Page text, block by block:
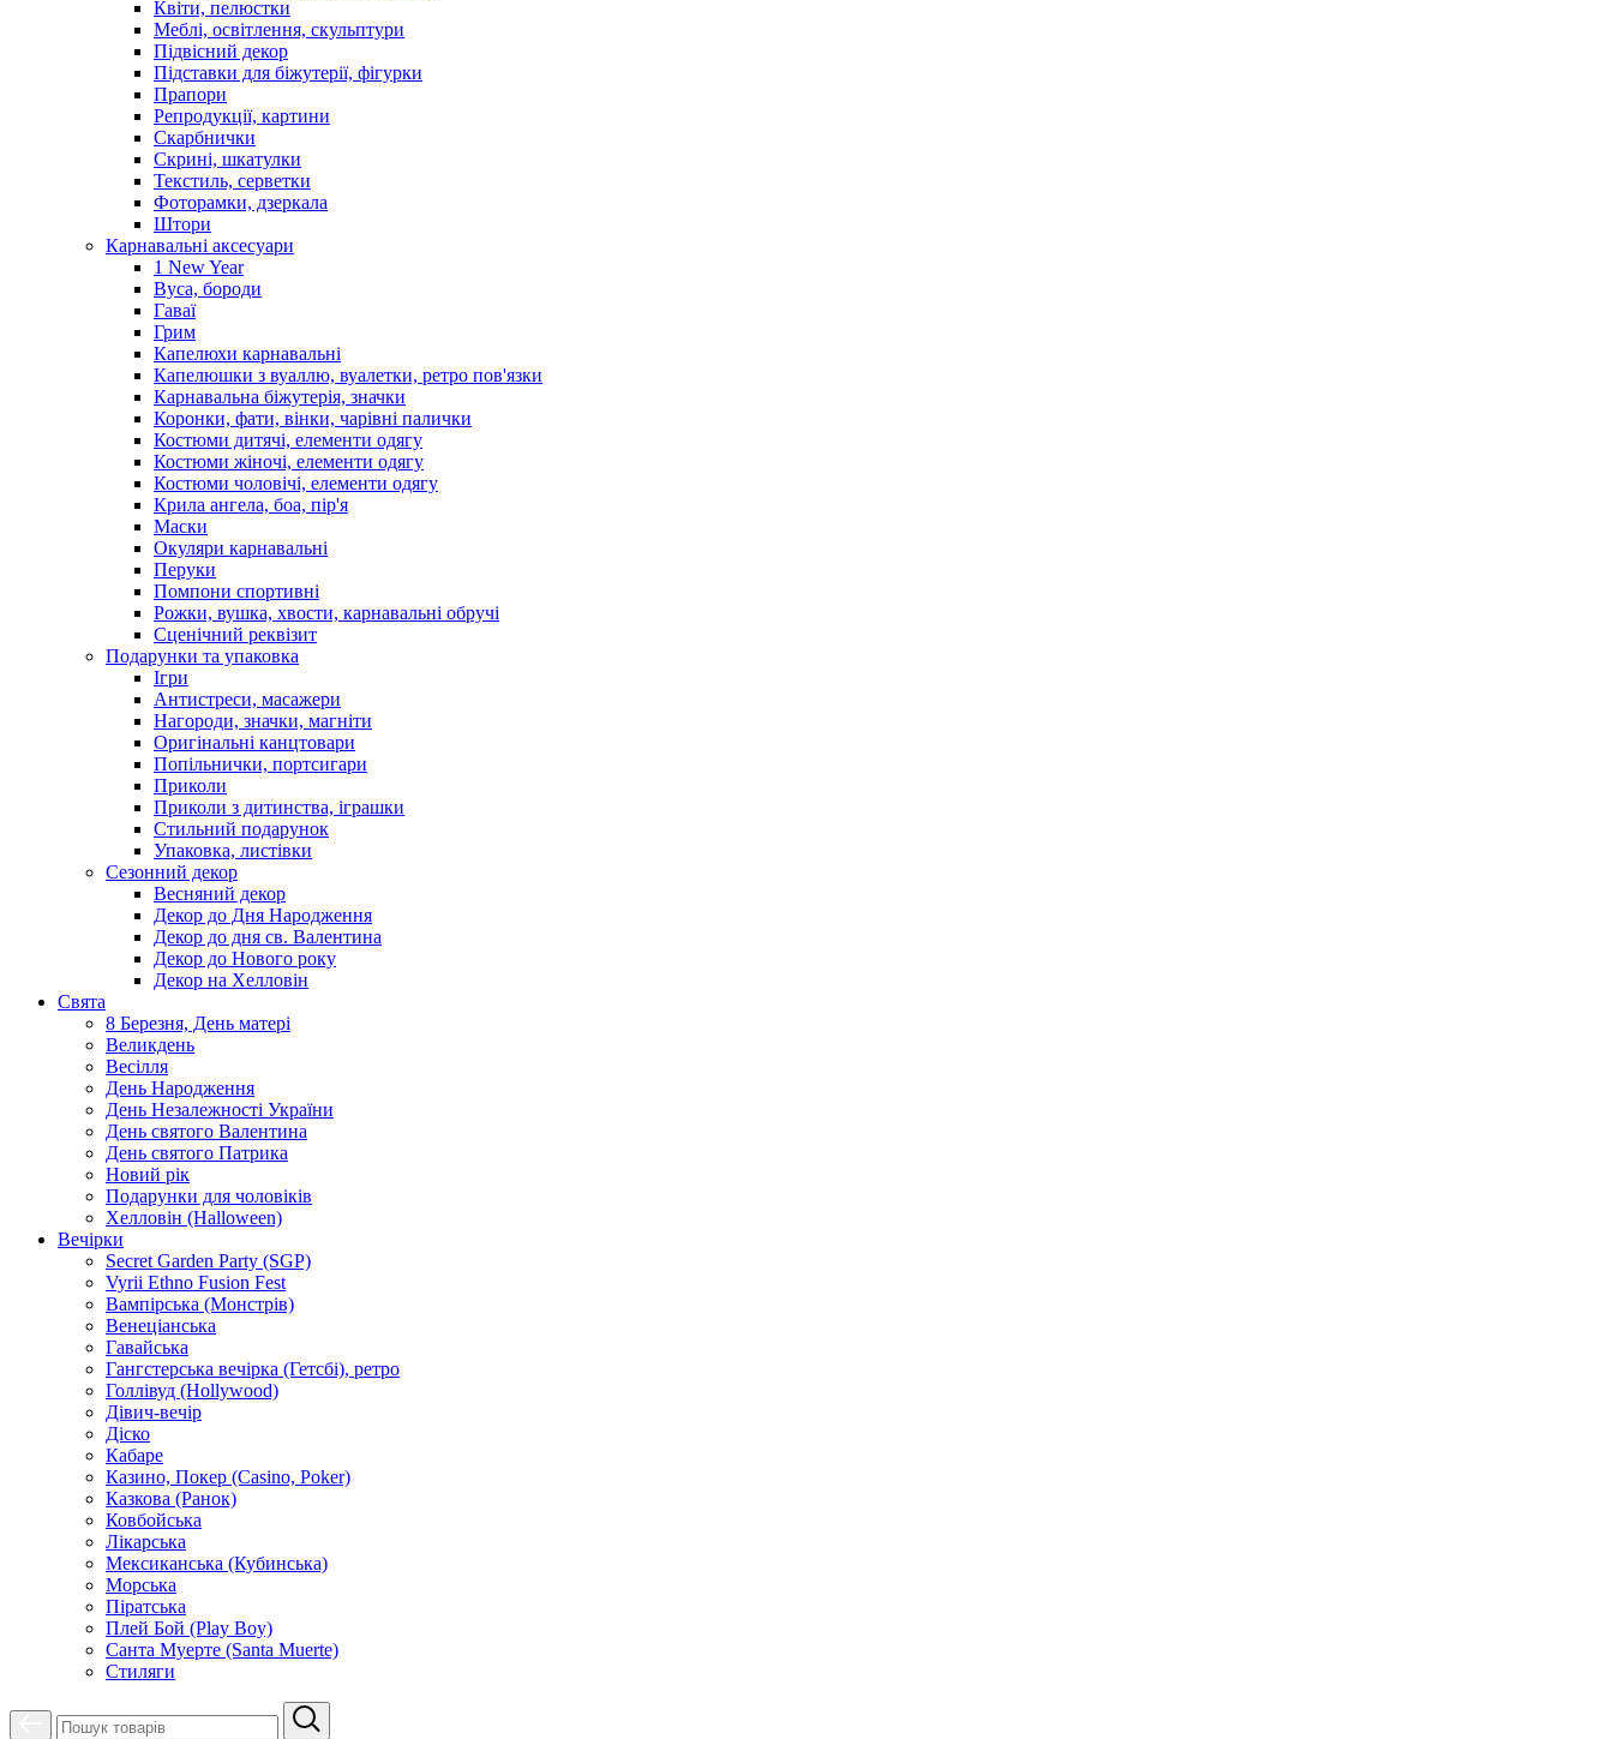
Квіти, пелюстки
Меблі, освітлення, скульптури
Підвісний декор
Підставки для біжутерії, фігурки
Прапори
Репродукції, картини
Скарбнички
Скрині, шкатулки
Текстиль, серветки
Фоторамки, дзеркала
Штори
Карнавальні аксесуари
1 New Year
Вуса, бороди
Гаваї
Грим
Капелюхи карнавальні
Капелюшки з вуаллю, вуалетки, ретро пов'язки
Карнавальна біжутерія, значки
Коронки, фати, вінки, чарівні палички
Костюми дитячі, елементи одягу
Костюми жіночі, елементи одягу
Костюми чоловічі, елементи одягу
Крила ангела, боа, пір'я
Маски
Окуляри карнавальні
Перуки
Помпони спортивні
Рожки, вушка, хвости, карнавальні обручі
Сценічний реквізит
Подарунки та упаковка
Ігри
Антистреси, масажери
Нагороди, значки, магніти
Оригінальні канцтовари
Попільнички, портсигари
Приколи
Приколи з дитинства, іграшки
Стильний подарунок
Упаковка, листівки
Сезонний декор
Весняний декор
Декор до Дня Народження
Декор до дня св. Валентина
Декор до Нового року
Декор на Хелловін
Свята
8 Березня, День матері
Великдень
Весілля
День Народження
День Незалежності України
День святого Валентина
День святого Патрика
Новий рік
Подарунки для чоловіків
Хелловін (Halloween)
Вечірки
Secret Garden Party (SGP)
Vyrii Ethno Fusion Fest
Вампірська (Монстрів)
Венеціанська
Гавайська
Гангстерська вечірка (Гетсбі), ретро
Голлівуд (Hollywood)
Дівич-вечір
Діско
Кабаре
Казино, Покер (Casino, Poker)
Казкова (Ранок)
Ковбойська
Лікарська
Мексиканська (Кубинська)
Морська
Піратська
Плей Бой (Play Boy)
Санта Муерте (Santa Muerte)
Стиляги